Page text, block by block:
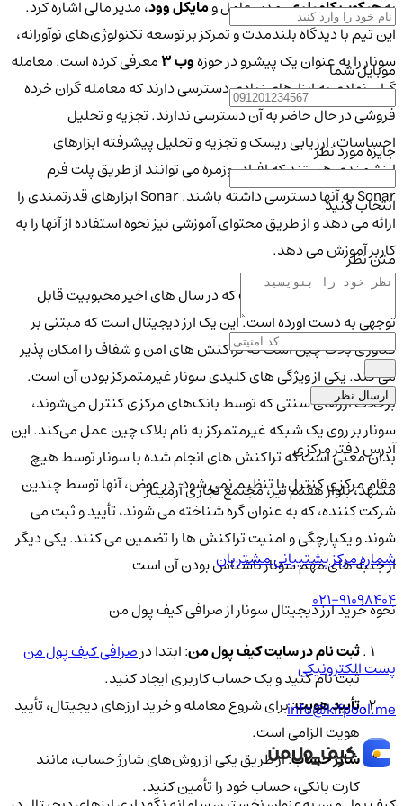
بهجیکوب کامیلری، مدیر عامل ومایکل وود، مدیر مالی اشاره کرد.
این تیم با دیدگاه بلندمدت و تمرکز بر توسعه تکنولوژی‌های نوآورانه،
سونار را به عنوان یک پیشرو در حوزهوب 3 معرفی کرده است. معامله
گران نهادی به ابزارهای زیادی دسترسی دارند که معامله گران خرده
فروشی در حال حاضر به آن دسترسی ندارند. تجزیه و تحلیل
احساسات، ارزیابی ریسک و تجزیه و تحلیل پیشرفته ابزارهای
ارزشمندی هستند که افراد روزمره می توانند از طریق پلت فرم
Sonar به آنها دسترسی داشته باشند. Sonar ابزارهای قدرتمندی را
ارائه می دهد و از طریق محتوای آموزشی نیز نحوه استفاده از آنها را به
کاربر آموزش می دهد.
Sonar یک ارز دیجیتال است که در سال های اخیر محبوبیت قابل
توجهی به دست آورده است. این یک ارز دیجیتال است که مبتنی بر
فناوری بلاک چین است که تراکنش های امن و شفاف را امکان پذیر
می کند. یکی از ویژگی های کلیدی سونار غیرمتمرکز بودن آن است.
برخلاف ارزهای سنتی که توسط بانک‌های مرکزی کنترل می‌شوند،
سونار بر روی یک شبکه غیرمتمرکز به نام بلاک چین عمل می‌کند. این
بدان معنی است که تراکنش های انجام شده با سونار توسط هیچ
مقام مرکزی کنترل یا تنظیم نمی شود. در عوض، آنها توسط چندین
شرکت کننده، که به عنوان گره شناخته می شوند، تأیید و ثبت می
شوند و یکپارچگی و امنیت تراکنش ها را تضمین می کنند. یکی دیگر
از جنبه های مهم سونار ناشناس بودن آن است
نحوه خرید ارز دیجیتال سونار از صرافی کیف پول من
ثبت نام در سایت کیف پول من: ابتدا درصرافی کیف پول من
ثبت نام کنید و یک حساب کاربری ایجاد کنید.
تأیید هویت: برای شروع معامله و خرید ارزهای دیجیتال، تأیید
هویت الزامی است.
شارژ حساب: از طریق یکی از روش‌های شارژ حساب، مانند
کارت بانکی، حساب خود را تأمین کنید.
موبایل شما
جایزه مورد نظر
انتخاب کنید
متن نظر
ارسال نظر
آدرس دفتر مرکزی
مشهد، بلوار هفتم تیر، مجتمع تجاری آرمیتاژ
شماره مرکز پشتیبانی مشتریان
021-91098404
پست الکترونیکی
info@kifpool.me